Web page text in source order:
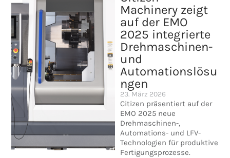
Machinery zeigt
auf der EMO
2025 integrierte
Drehmaschinen-
und
Automationslösu
ngen
23. März 2026
Citizen präsentiert auf der
EMO 2025 neue
Drehmaschinen-,
Automations- und LFV-
Technologien für produktive
Fertigungsprozesse.